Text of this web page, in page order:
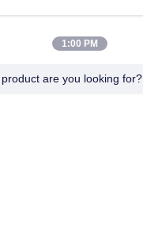
1:00 PM
are you looking for?